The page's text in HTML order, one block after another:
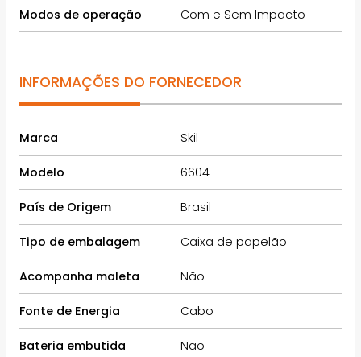
Modos de operação Com e Sem Impacto
INFORMAÇÕES DO FORNECEDOR
Marca Skil
Modelo 6604
País de Origem Brasil
Tipo de embalagem Caixa de papelão
Acompanha maleta Não
Fonte de Energia Cabo
Bateria embutida Não